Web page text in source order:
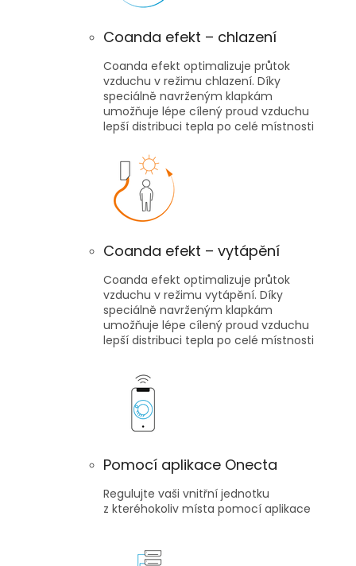
Coanda efekt – chlazení
Coanda efekt optimalizuje průtok
vzduchu v režimu chlazení. Díky
speciálně navrženým klapkám
umožňuje lépe cílený proud vzduchu
lepší distribuci tepla po celé místnosti
Coanda efekt – vytápění
Coanda efekt optimalizuje průtok
vzduchu v režimu vytápění. Díky
speciálně navrženým klapkám
umožňuje lépe cílený proud vzduchu
lepší distribuci tepla po celé místnosti
Pomocí aplikace Onecta
Regulujte vaši vnitřní jednotku
z kteréhokoliv místa pomocí aplikace